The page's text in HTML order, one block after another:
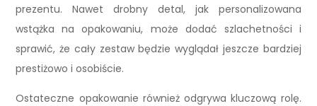
prezentu. Nawet drobny detal, jak personalizowana
wstążka na opakowaniu, może dodać szlachetności i
sprawić, że cały zestaw będzie wyglądał jeszcze bardziej
prestiżowo i osobiście.
Ostateczne opakowanie również odgrywa kluczową rolę.